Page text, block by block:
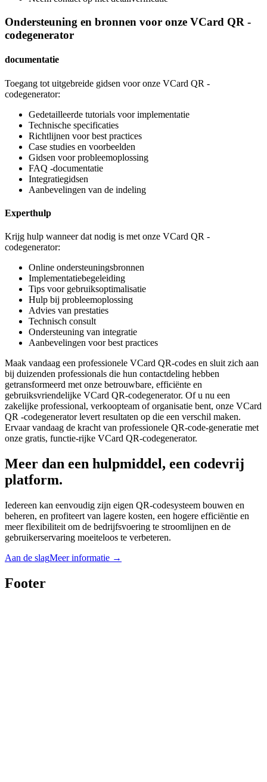
Ondersteuning en bronnen voor onze VCard QR -
codegenerator
documentatie
Toegang tot uitgebreide gidsen voor onze VCard QR -
codegenerator:
Gedetailleerde tutorials voor implementatie
Technische specificaties
Richtlijnen voor best practices
Case studies en voorbeelden
Gidsen voor probleemoplossing
FAQ -documentatie
Integratiegidsen
Aanbevelingen van de indeling
Experthulp
Krijg hulp wanneer dat nodig is met onze VCard QR -
codegenerator:
Online ondersteuningsbronnen
Implementatiebegeleiding
Tips voor gebruiksoptimalisatie
Hulp bij probleemoplossing
Advies van prestaties
Technisch consult
Ondersteuning van integratie
Aanbevelingen voor best practices
Maak vandaag een professionele VCard QR-codes en sluit zich aan
bij duizenden professionals die hun contactdeling hebben
getransformeerd met onze betrouwbare, efficiënte en
gebruiksvriendelijke VCard QR-codegenerator. Of u nu een
zakelijke professional, verkoopteam of organisatie bent, onze VCard
QR -codegenerator levert resultaten op die een verschil maken.
Ervaar vandaag de kracht van professionele QR-code-generatie met
onze gratis, functie-rijke VCard QR-codegenerator.
Meer dan een hulpmiddel, een codevrij
platform.
Iedereen kan eenvoudig zijn eigen QR-codesysteem bouwen en
beheren, en profiteert van lagere kosten, een hogere efficiëntie en
meer flexibiliteit om de bedrijfsvoering te stroomlijnen en de
gebruikerservaring moeiteloos te verbeteren.
Aan de slagMeer informatie →
Footer